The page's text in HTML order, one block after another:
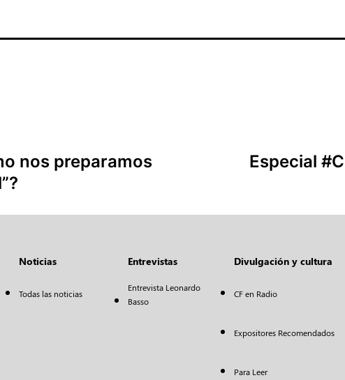
nos preparamos
Especial
Noticias
Todas las noticias
Entrevistas
Entrevista Leonardo
Basso
Divulgación y cultura
CF en Radio
Expositores Recomendados
Para Leer